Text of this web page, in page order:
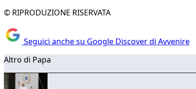
© RIPRODUZIONE RISERVATA
Seguici anche su Google Discover di Avvenire
Altro di Papa